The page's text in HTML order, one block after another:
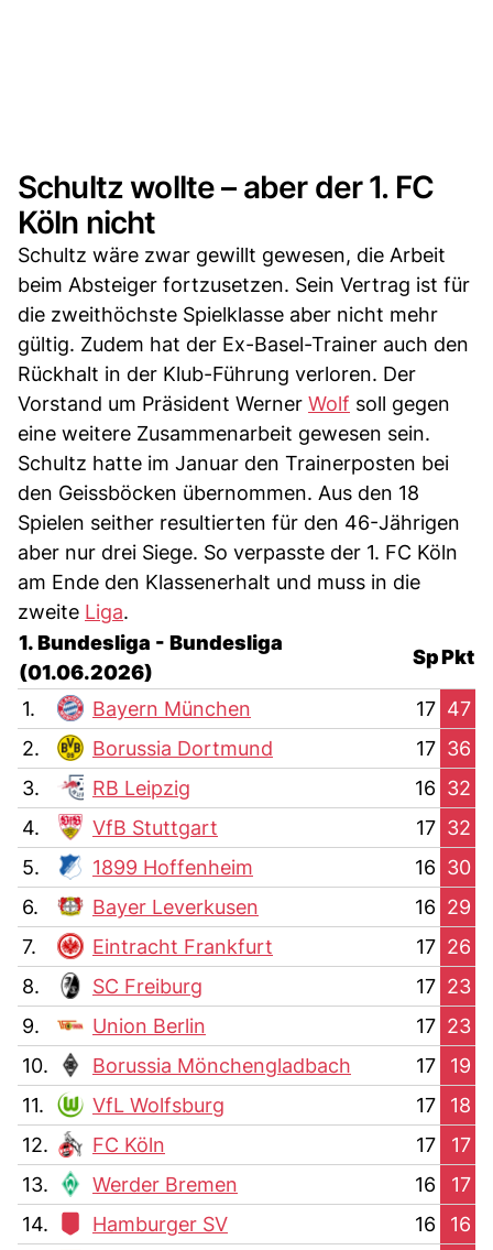
Schultz wollte – aber der 1. FC
Köln nicht
Schultz wäre zwar gewillt gewesen, die Arbeit
beim Absteiger fortzusetzen. Sein Vertrag ist für
die zweithöchste Spielklasse aber nicht mehr
gültig. Zudem hat der Ex-Basel-Trainer auch den
Rückhalt in der Klub-Führung verloren. Der
Vorstand um Präsident Werner Wolf soll gegen
eine weitere Zusammenarbeit gewesen sein.
Schultz hatte im Januar den Trainerposten bei
den Geissböcken übernommen. Aus den 18
Spielen seither resultierten für den 46-Jährigen
aber nur drei Siege. So verpasste der 1. FC Köln
am Ende den Klassenerhalt und muss in die
zweite Liga.
1. Bundesliga - Bundesliga
(01.06.2026)
SpPkt
1. Bayern München 17 47
2.
Borussia Dortmund 17 36
3.
RB Leipzig 16 32
4.
VfB Stuttgart 17 32
5.
1899 Hoffenheim 16 30
6.
Bayer Leverkusen 16 29
7.
Eintracht Frankfurt 17 26
8.
SC Freiburg 17 23
9.
Union Berlin 17 23
10.
Borussia Mönchengladbach 17
19
11.
VfL Wolfsburg 17
18
12.
FC Köln 17
17
13.
Werder Bremen 16
17
14.
Hamburger SV 16
16